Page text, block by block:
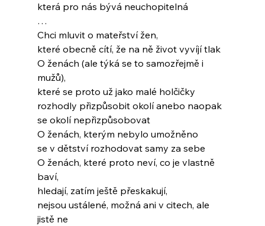
která pro nás bývá neuchopitelná
…
Chci mluvit o mateřství žen,
které obecně cítí, že na ně život vyvíjí tlak
O ženách (ale týká se to samozřejmě i
mužů),
které se proto už jako malé holčičky
rozhodly přizpůsobit okolí anebo naopak
se okolí nepřizpůsobovat
O ženách, kterým nebylo umožněno
se v dětství rozhodovat samy za sebe
O ženách, které proto neví, co je vlastně
baví,
hledají, zatím ještě přeskakují,
nejsou ustálené, možná ani v citech, ale
jistě ne